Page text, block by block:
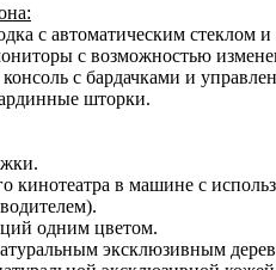
с автоматическим стеклом
с возможностью
с бардачками и
шторки.
кинотеатра в машине с
одним цветом.
эксклюзивным